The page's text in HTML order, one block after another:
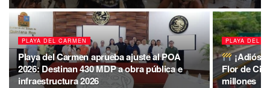
PLAYA DEL CARMEN
Playa del Carmen aprueba ajuste al POA
2026: Destinan 430 MDP a obra pública e
infraestructura 2026
PLAYA DEL
¡Adiós
Flor de
millones